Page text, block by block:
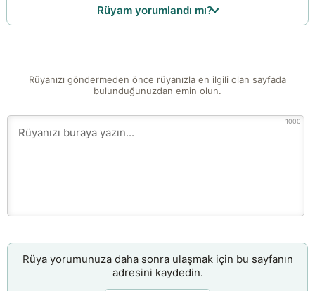
Rüyam yorumlandı mı?
Rüyanızı göndermeden önce rüyanızla en ilgili olan sayfada
bulunduğunuzdan emin olun.
1000
Rüya yorumunuza daha sonra ulaşmak için bu sayfanın
adresini kaydedin.